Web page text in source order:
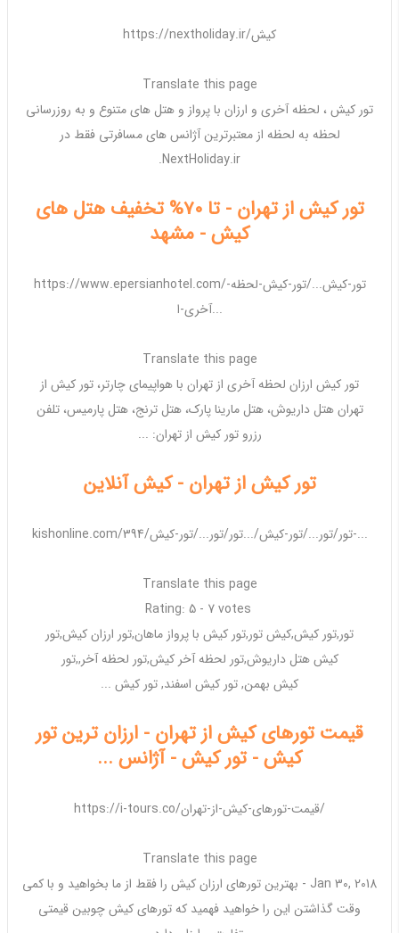
https://nextholiday.ir/کیش
Translate this page
تور کیش ، لحظه آخری و ارزان با پرواز و هتل های متنوع و به روزرسانی
لحظه به لحظه از معتبرترین آژانس های مسافرتی فقط در
NextHoliday.ir.
تور کیش از تهران - تا 70% تخفیف هتل های
کیش - مشهد
https://www.epersianhotel.com/تور-کیش.../تور-کیش-لحظه-
آخری-ا...
Translate this page
تور کیش ارزان لحظه آخری از تهران با هواپیمای چارتر، تور کیش از
تهرانهتل داریوش، هتل مارینا پارک، هتل ترنج، هتل پارمیس، تلفن
رزروتور کیش از تهران: ...
تور کیش از تهران - کیش آنلاین
kishonline.com/تور/تور.../تور-کیش/...تور/تور.../تور-کیش/394-...
Translate this page
تور,تور کیش,کیش تور,تور کیش با پرواز ماهان,تور ارزان کیش,تور
کیشهتل داریوش,تور لحظه آخرکیش,تور لحظه آخر,,تور
کیش بهمن,تور کیش اسفند,تور کیش ...
قیمت تورهای کیش از تهران - ارزان ترین تور
کیش - تور کیش - آژانس ...
https://i-tours.co/قیمت-تورهای-کیش-از-تهران/
Translate this page
Jan 30, 2018 -
بهترینتورهای ارزان کیش را فقط از ما بخواهید و با کمی
وقت گذاشتن این را خواهید فهمید که تورهای کیشچوبین قیمتی